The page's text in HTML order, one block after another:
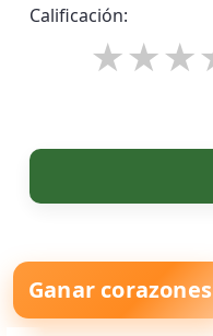
Calificación:
Ganar corazones